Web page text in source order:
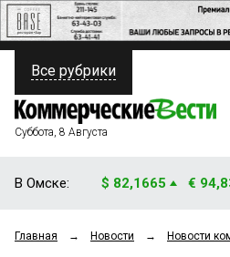
ПОЛИТИКА
ФИНАНСЫ
ОБЩЕСТВО
Все рубрики
Суббота, 8 Августа
В Омске: $ 82,1665 €
Главная → Новости → Новости